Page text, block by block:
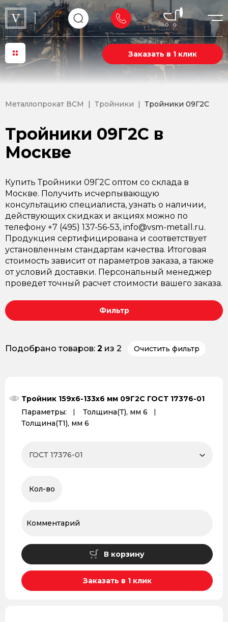
Заказать в 1 клик
Металлопрокат ВСМ Тройники Тройники 09Г2С
Тройники 09Г2С в
Москве
Купить Тройники 09Г2С оптом со склада в
Москве. Получить исчерпывающую
консультацию специалиста, узнать о наличии,
действующих скидках и акциях можно по
телефону +7 (495) 137-56-53, info@vsm-metall.ru.
Продукция сертифицирована и соответствует
установленным стандартам качества. Итоговая
стоимость зависит от параметров заказа, а также
от условий доставки. Персональный менеджер
проведет точный расчет стоимости вашего заказа.
Фильтр
Подобрано товаров: 2 из 2 Очистить фильтр
Тройник 159x6-133x6 мм 09Г2С ГОСТ 17376-01
Параметры:
Толщина(Т), мм 6
Толщина(Т1), мм 6
В корзину
Заказать в 1 клик